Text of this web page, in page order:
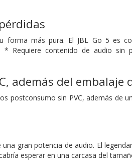
forma más pura. El JBL Go 5 es
Requiere contenido de audio sin
además del embalaje
postconsumo sin PVC, además de
gran potencia de audio. El
esperar en una carcasa del